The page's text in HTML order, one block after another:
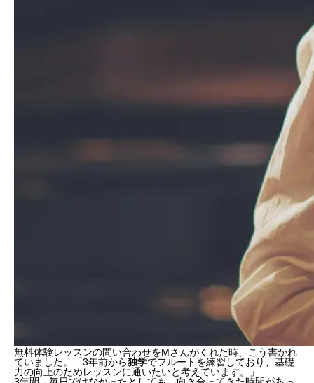
無料体験レッスンの問い合わせをMさんがくれた時、こう書かれ
ていました。「3年前から独学でフルートを練習しており、基礎
力の向上のためレッスンに通いたいと考えています。」